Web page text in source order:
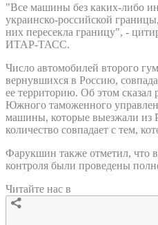
"Все машины без каких-либо
украинско-российской
них пересекла границу", -
ИТАР-ТАСС.
Число автомобилей второго
вернувшихся в Россию,
ее территорию. Об этом сказал
Южного таможенного
машины, которые выезжали из
количество совпадает с тем,
Фарукшин также отметил, что
контроля были проведены
Читайте нас в